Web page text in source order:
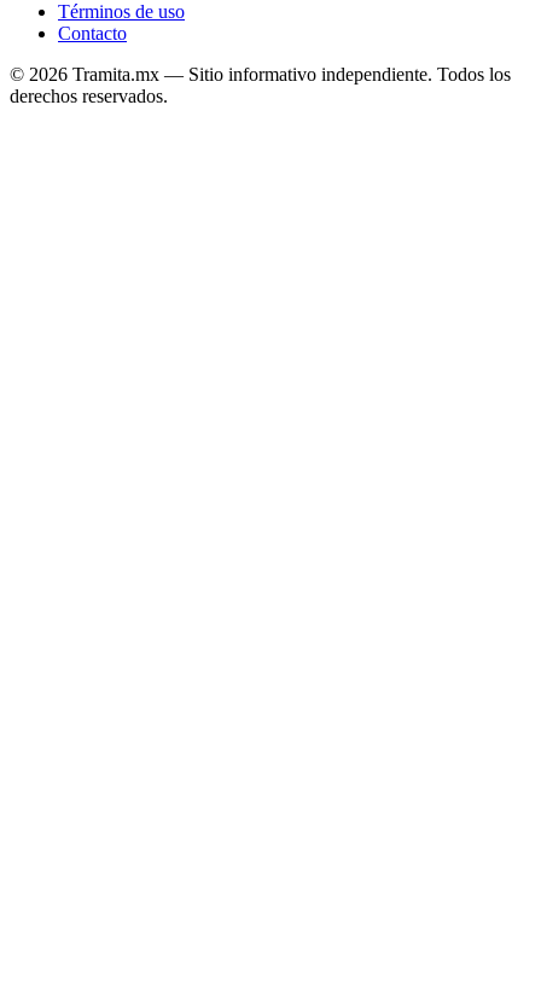
Términos de uso
Contacto
© 2026 Tramita.mx — Sitio informativo independiente. Todos los
derechos reservados.